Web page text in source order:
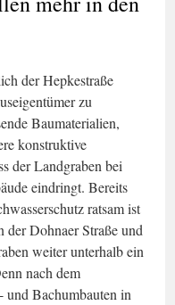
der Hepkestraße
zu
Baumaterialien,
konstruktive
der Landgraben bei
eindringt. Bereits
ratsam ist
der Dohnaer Straße und
weiter unterhalb ein
nach dem
und Bachumbauten in